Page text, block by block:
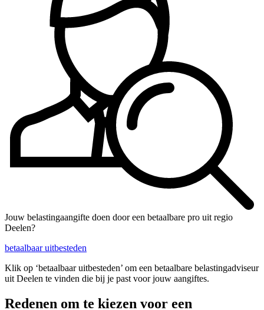
Jouw belastingaangifte doen door een betaalbare pro uit regio
Deelen?
betaalbaar uitbesteden
Klik op ‘betaalbaar uitbesteden’ om een betaalbare belastingadviseur
uit Deelen te vinden die bij je past voor jouw aangiftes.
Redenen om te kiezen voor een